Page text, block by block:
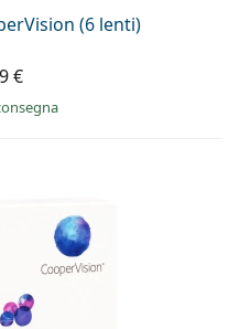
(6 lenti)
€